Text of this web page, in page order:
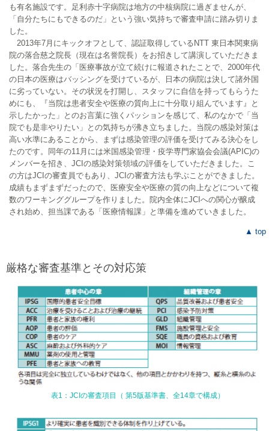
も有名施設です。足利赤十字病院は地方の中核病院に過ぎませんが、
「自分たちにもできるのだ」という強い気持ちで審査申請に踏み切りま
した。
2013年7月にキックオフとして、認証取得しているNTT 東日本関東病
院の落合慈之院長（現在は名誉院長）をお招きして講演していただきま
した。落合先生の「医療事故が立て続けに報道されたことで、2000年代
の日本の医療はバッシングを受けているが、日本の病院は決して諸外国
に劣っていない。その状況を打開し、スタッフに自信を持ってもらうた
めにも、『当院は患者安全や医療の質向上に十分取り組んでいます』と
示したかった」とのお言葉に強くパッションを感じて、私のなかで「当
院でも是非やりたい」との気持ちが沸き立ちました。当院の感染対策は
高い水準にあることから、まずは感染管理の評価を受けてみる決心をし
たのです。同年の11月には米国感染管理・疫学専門家協会会議(APIC)の
メンバーを招き、JCIの感染対策領域の評価をしていただきました。こ
の方はJCIの審査員でもあり、JCIの審査方法も学ぶことができました。
成績もまずまずだったので、医療安全や医療の質の向上などについて複
数のワーキンググループを作りました。院内全体にJCIへの関心が醸成
され始め、担当課である「医療情報課」と準備を進めていきました。
▲ top
厳格な審査基準とその対応策
表1：JCIの審査項目（ 第5版基準書、全14章で構成）